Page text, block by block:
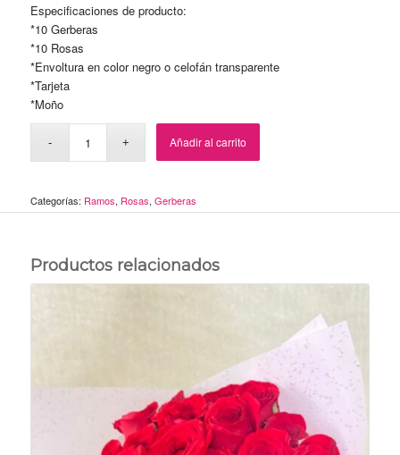
Especificaciones de producto:
*10 Gerberas
*10 Rosas
*Envoltura en color negro o celofán transparente
*Tarjeta
*Moño
Añadir al carrito
Categorías: Ramos, Rosas, Gerberas
Productos relacionados